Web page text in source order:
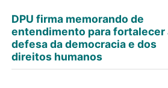
DPU firma memorando de
entendimento para fortalecer
defesa da democracia e dos
direitos humanos